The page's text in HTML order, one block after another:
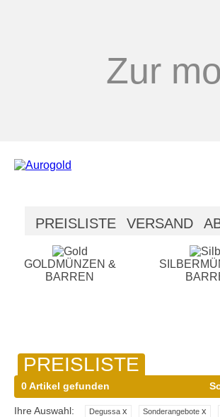
Zur
PREISLISTE VERSAND
GOLDMÜNZEN &
BARREN
PREISLISTE
0 Artikel gefunden
Ihre Auswahl: Degussa x Sonderangebote x